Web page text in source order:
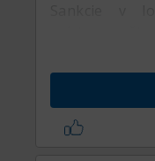
certifikáciu
prepustila
Na druhej
prechodu na